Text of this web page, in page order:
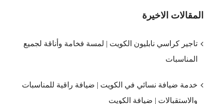
المقالات الاخيرة
تاجير كراسي نابليون الكويت | لمسة فخامة وأناقة لجميع
المناسبات
خدمة ضيافة نسائي في الكويت | ضيافة راقية للمناسبات
والاستقبالات | ضيافة الكويت